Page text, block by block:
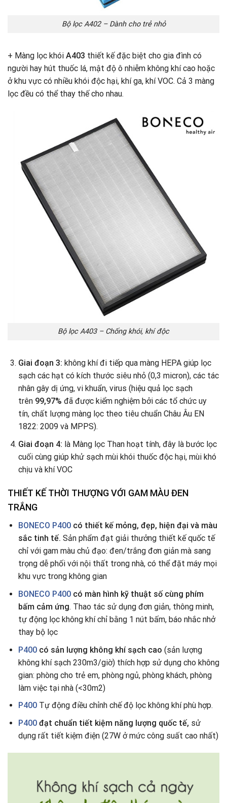
Bộ lọc A402 – Dành cho trẻ nhỏ
+ Màng lọc khói A403 thiết kế đặc biệt cho gia đình có
người hay hút thuốc lá, mật độ ô nhiễm không khí cao hoặc
ở khu vực có nhiều khói độc hại, khí ga, khí VOC. Cả 3 màng
lọc đều có thể thay thế cho nhau.
Bộ lọc A403 – Chống khói, khí độc
Giai đoạn 3: không khí đi tiếp qua màng HEPA giúp lọc
sạch các hạt có kích thước siêu nhỏ (0,3 micron), các tác
nhân gây dị ứng, vi khuẩn, virus (hiệu quả lọc sạch
trên 99,97% đã được kiểm nghiệm bởi các tổ chức uy
tín, chất lượng màng lọc theo tiêu chuẩn Châu Âu EN
1822: 2009 và MPPS).
Giai đoạn 4: là Màng lọc Than hoạt tính, đây là bước lọc
cuối cùng giúp khử sạch mùi khói thuốc độc hại, mùi khó
chịu và khí VOC
THIẾT KẾ THỜI THƯỢNG VỚI GAM MÀU ĐEN
TRẮNG
BONECO P400có thiết kế mỏng, đẹp, hiện đại và màu
sắc tinh tế. Sản phẩm đạt giải thưởng thiết kế quốc tế
chỉ với gam màu chủ đạo: đen/trắng đơn giản mà sang
trọng dễ phối với nội thất trong nhà, có thể đặt máy mọi
khu vực trong không gian
BONECO P400có màn hình kỹ thuật số cùng phím
bấm cảm ứng. Thao tác sử dụng đơn giản, thông minh,
tự động lọc không khí chỉ bằng 1 nút bấm, báo nhắc nhở
thay bộ lọc
P400có sản lượng không khí sạch cao (sản lượng
không khí sạch 230m3/giờ) thích hợp sử dụng cho không
gian: phòng cho trẻ em, phòng ngủ, phòng khách, phòng
làm việc tại nhà (<30m2)
P400 Tự động điều chỉnh chế độ lọc không khí phù hợp.
P400đạt chuẩn tiết kiệm năng lượng quốc tế, sử
dụng rất tiết kiệm điện (27W ở mức công suất cao nhất)